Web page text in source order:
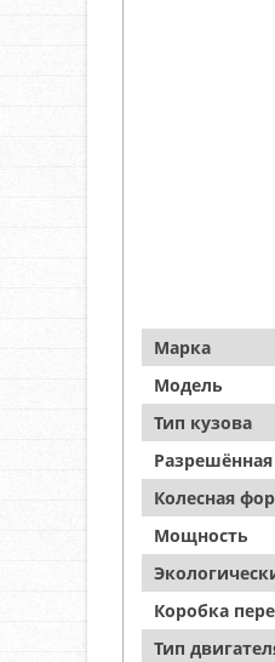
Марка
Модель
Тип кузова
Колесная
Мощность
Коробка
Тип